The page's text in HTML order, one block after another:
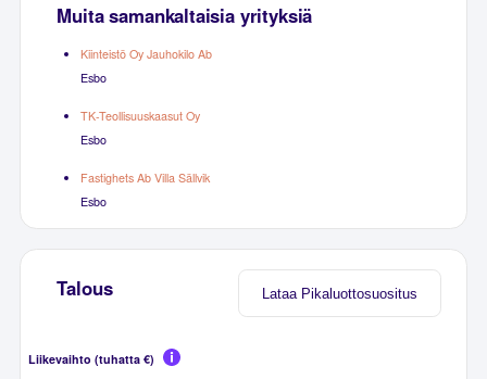
Muita samankaltaisia yrityksiä
Kiinteistö Oy Jauhokilo Ab
Esbo
TK-Teollisuuskaasut Oy
Esbo
Fastighets Ab Villa Sällvik
Esbo
Lataa Pikaluottosuositus
Talous
Liikevaihto (tuhatta €)